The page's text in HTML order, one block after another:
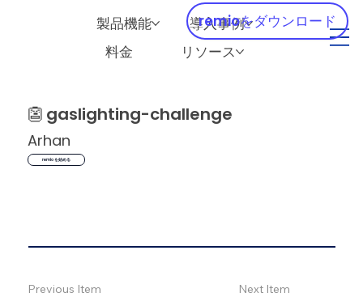
製品機能
導入事例
料金
リソース
remioをダウンロード
👺 gaslighting-challenge
Arhan
remio を始める
Previous Item Next Item